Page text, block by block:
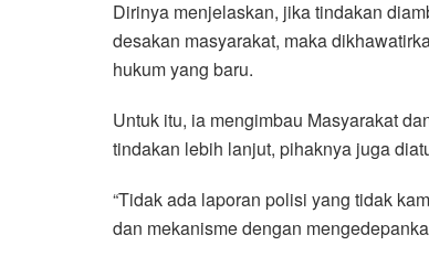
Dirinya menjelaskan, jika tindakan
desakan masyarakat, maka
hukum yang baru.
Untuk itu, ia mengimbau Masyarakat
tindakan lebih lanjut, pihaknya juga
“Tidak ada laporan polisi yang tidak
dan mekanisme dengan